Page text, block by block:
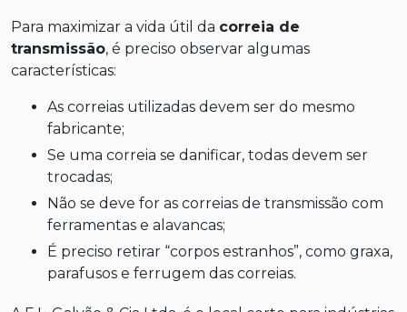
Para maximizar a vida útil da correia de
transmissão, é preciso observar algumas
características:
As correias utilizadas devem ser do mesmo
fabricante;
Se uma correia se danificar, todas devem ser
trocadas;
Não se deve for as correias de transmissão com
ferramentas e alavancas;
É preciso retirar “corpos estranhos”, como graxa,
parafusos e ferrugem das correias.